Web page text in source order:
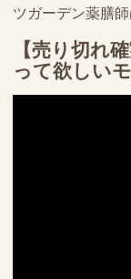
ツガーデン薬膳
【売り切れ
って欲しい